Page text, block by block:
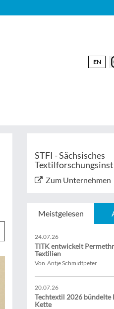
EN
STFI - Sächsisches
Zum Unternehmen
Meistgelesen
24.07.26
TITK entwickelt
Textilien
Von Antje Schmidtpeter
20.07.26
Techtextil 2026 bündelte
Kette